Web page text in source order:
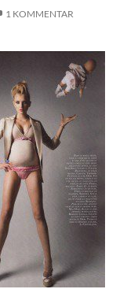
1 KOMMENTAR